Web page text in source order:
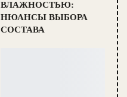
ВЛАЖНОСТЬЮ:
НЮАНСЫ ВЫБОРА
СОСТАВА